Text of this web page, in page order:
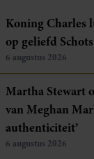
Koning Charles
op geliefd
6 augustus 2026
Martha Stewart
van Meghan
authenticiteit’
6 augustus 2026